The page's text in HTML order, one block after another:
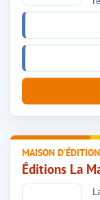
MAISON D'ÉDITION
Éditions La